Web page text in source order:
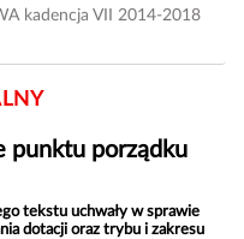
kadencja VII 2014-2018
punktu porządku
tekstu uchwały w sprawie
dotacji oraz trybu i zakresu